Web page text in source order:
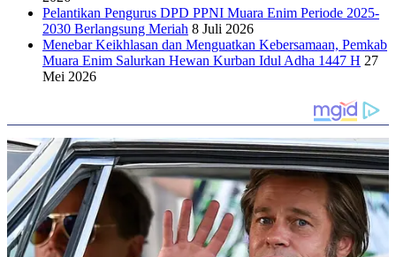
Pelantikan Pengurus DPD PPNI Muara Enim Periode 2025-
2030 Berlangsung Meriah 8 Juli 2026
Menebar Keikhlasan dan Menguatkan Kebersamaan, Pemkab
Muara Enim Salurkan Hewan Kurban Idul Adha 1447 H 27
Mei 2026